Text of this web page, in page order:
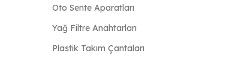
Oto Sente Aparatları
Yağ Filtre Anahtarları
Plastik Takım Çantaları